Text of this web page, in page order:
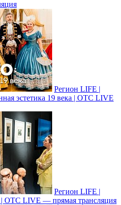
Регион LIFE |
эстетика 19 века | ОТС LIVE
Регион LIFE |
ОТС LIVE — прямая трансляция